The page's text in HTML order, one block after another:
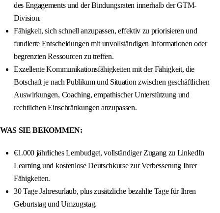
des Engagements und der Bindungsraten innerhalb der GTM-
Division.
Fähigkeit, sich schnell anzupassen, effektiv zu priorisieren und
fundierte Entscheidungen mit unvollständigen Informationen oder
begrenzten Ressourcen zu treffen.
Exzellente Kommunikationsfähigkeiten mit der Fähigkeit, die
Botschaft je nach Publikum und Situation zwischen geschäftlichen
Auswirkungen, Coaching, empathischer Unterstützung und
rechtlichen Einschränkungen anzupassen.
WAS SIE BEKOMMEN:
€1.000 jährliches Lernbudget, vollständiger Zugang zu LinkedIn
Learning und kostenlose Deutschkurse zur Verbesserung Ihrer
Fähigkeiten.
30 Tage Jahresurlaub, plus zusätzliche bezahlte Tage für Ihren
Geburtstag und Umzugstag.